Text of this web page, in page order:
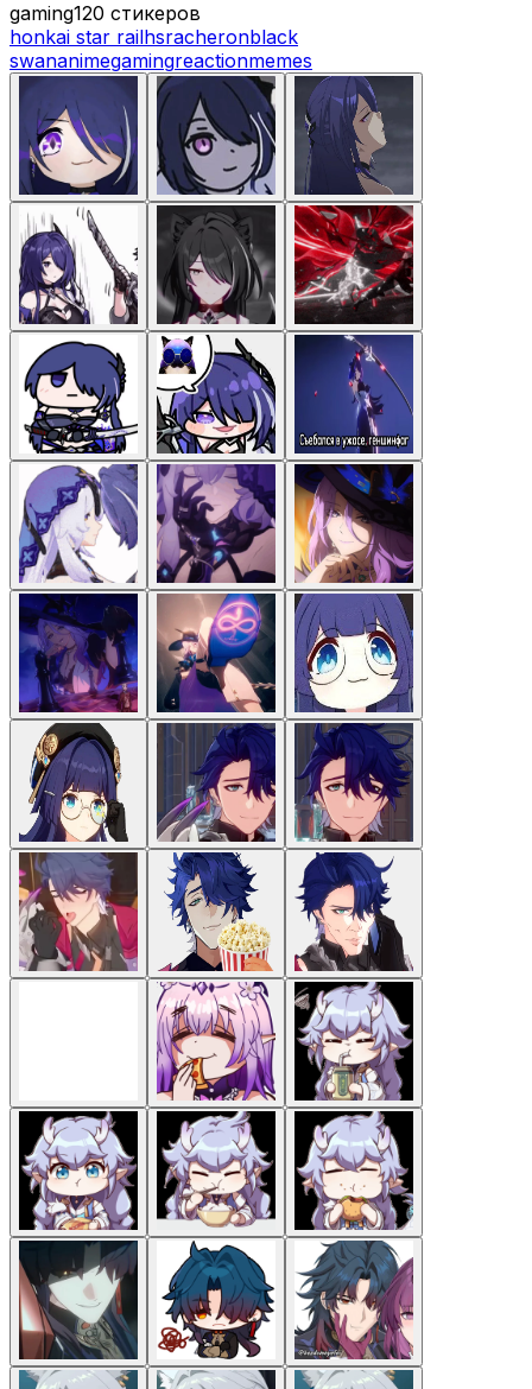
gaming120 стикеров
honkai star railhsracheronblack
swananimegamingreactionmemes